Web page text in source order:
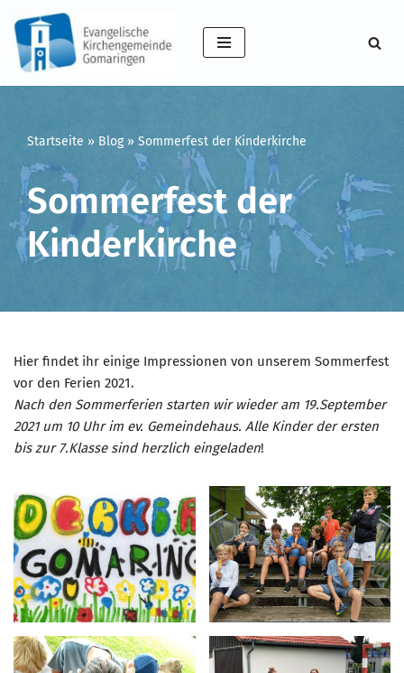
Zum
Inhalt
Startseite » Blog » Sommerfest der Kinderkirche
Sommerfest der
Kinderkirche
Hier findet ihr einige Impressionen von unserem Sommerfest
vor den Ferien 2021.
Nach den Sommerferien starten wir wieder am 19.September
2021 um 10 Uhr im ev. Gemeindehaus. Alle Kinder der ersten
bis zur 7.Klasse sind herzlich eingeladen!